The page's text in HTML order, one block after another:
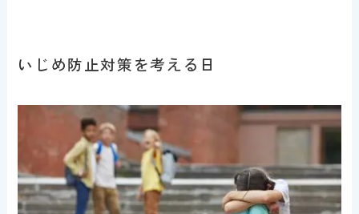
いじめ防止対策を考える日